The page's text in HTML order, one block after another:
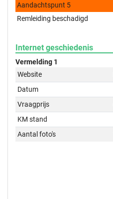
Aandachtspunt 5
Remleiding beschadigd
Internet geschiedenis
Vermelding 1
Website
Datum
Vraagprijs
KM stand
Aantal foto's